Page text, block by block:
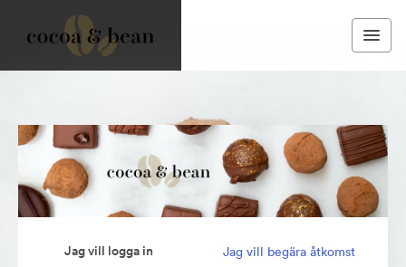
Jag vill logga in Jag vill begära åtkomst